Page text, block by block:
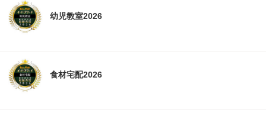
幼児教室2026
食材宅配2026